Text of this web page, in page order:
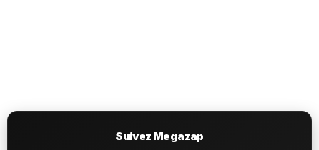
Suivez Megazap